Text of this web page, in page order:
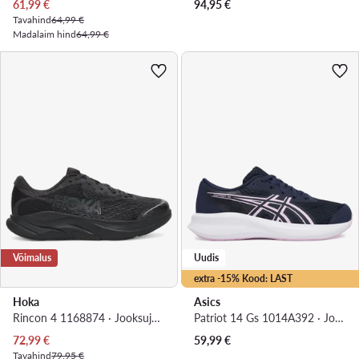
Praegune hind
61,99€
Tavahind64,99 €
Madalaim hind64,99 €
94,95€
Võimalus
Hoka
Rincon 4 1168874 · Jooksujalatsid
Praegune hind
72,99€
Tavahind79,95 €
extra -15% Kood: LAST
Uudis
Asics
Patriot 14 Gs 1014A392 · Jooksujalatsid
59,99€